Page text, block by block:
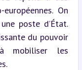
On
poste d’État.
du pouvoir
mobiliser les